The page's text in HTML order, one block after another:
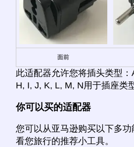
面前
此适配器允许您将插头类型
H, I, J, K, L, M, N用于插座类
你可以买的适配器
您可以从亚马逊购买以下多
看您旅行的推荐小工具。